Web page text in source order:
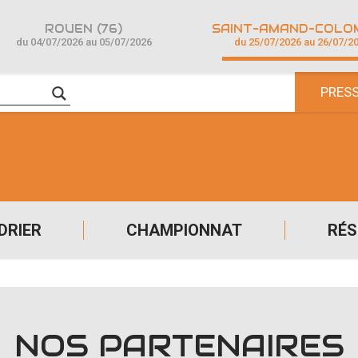
CHAMPIONNAT
ROUEN (76)
du 04/07/2026 au 05/07/2026 du 25/07/2026 au 26/07/
NOS PARTENAIRES